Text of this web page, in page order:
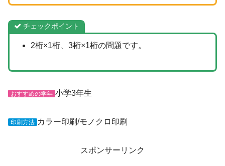
チェックポイント
2桁×1桁、3桁×1桁の問題です。
おすすめの学年 小学3年生
印刷方法 カラー印刷/モノクロ印刷
スポンサーリンク